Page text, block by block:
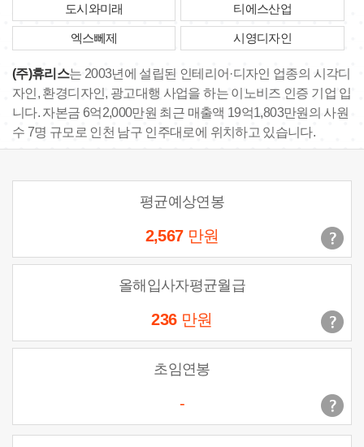
도시와미래 티에스산업
엑스뻬제 시영디자인
(주)휴리스는 2003년에 설립된 인테리어·디자인 업종의 시각디
자인, 환경디자인, 광고대행 사업을 하는 이노비즈 인증 기업 입
니다. 자본금 6억2,000만원 최근 매출액 19억1,803만원의 사원
수 7명 규모로 인천 남구 인주대로에 위치하고 있습니다.
평균예상연봉
2,567 만원
올해입사자평균월급
236 만원
초임연봉
-